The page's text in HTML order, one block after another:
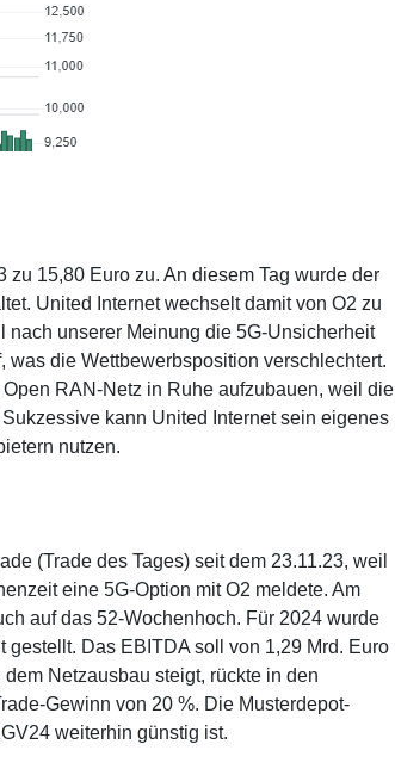
15,80 Euro zu. An diesem Tag wurde der
United Internet wechselt damit von O2 zu
nach unserer Meinung die 5G-Unsicherheit
die Wettbewerbsposition verschlechtert.
RAN-Netz in Ruhe aufzubauen, weil die
kann United Internet sein eigenes
nutzen.
(Trade des Tages) seit dem 23.11.23, weil
eine 5G-Option mit O2 meldete. Am
auf das 52-Wochenhoch. Für 2024 wurde
gestellt. Das EBITDA soll von 1,29 Mrd. Euro
Netzausbau steigt, rückte in den
Gewinn von 20 %. Die Musterdepot-
weiterhin günstig ist.